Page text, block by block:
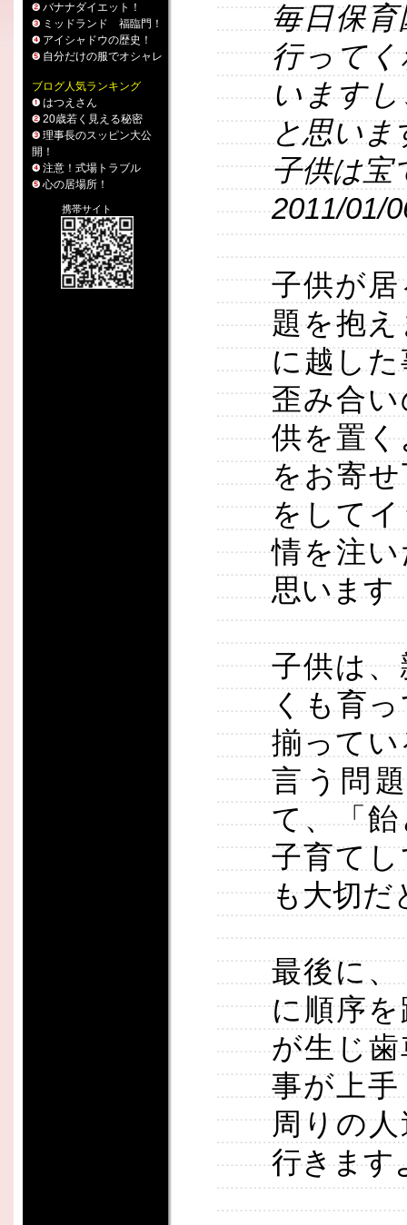
バナナダイエット！
ミッドランド 福臨門！
アイシャドウの歴史！
自分だけの服でオシャレ
ブログ人気ランキング
はつえさん
20歳若く見える秘密
理事長のスッピン大公
開！
注意！式場トラブル
心の居場所！
携帯サイト
毎日保
行って
います
と思いま
子供は宝
2011/01/
子供が
題を抱
に越し
歪み合
供を置
をお寄
をして
情を注
思います
子供は
くも育
揃って
言う問
て、「
子育て
も大切だ
最後に
に順序
が生じ
事が上
周りの
行きます